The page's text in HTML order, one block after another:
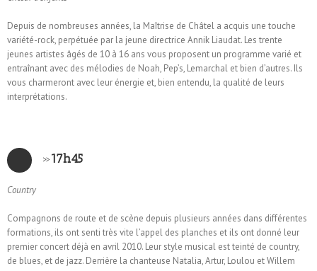
Depuis de nombreuses années, la Maîtrise de Châtel a acquis une touche
variété-rock, perpétuée par la jeune directrice Annik Liaudat. Les trente
jeunes artistes âgés de 10 à 16 ans vous proposent un programme varié et
entraînant avec des mélodies de Noah, Pep’s, Lemarchal et bien d’autres. Ils
vous charmeront avec leur énergie et, bien entendu, la qualité de leurs
interprétations.
»17h45
Country
Compagnons de route et de scène depuis plusieurs années dans différentes
formations, ils ont senti très vite l’appel des planches et ils ont donné leur
premier concert déjà en avril 2010. Leur style musical est teinté de country,
de blues, et de jazz. Derrière la chanteuse Natalia, Artur, Loulou et Willem